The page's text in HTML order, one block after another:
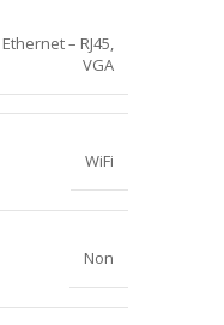
Ethernet – RJ45,
VGA
WiFi
Non